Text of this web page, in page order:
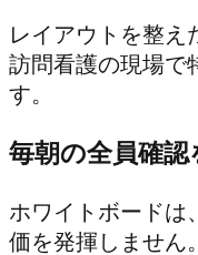
レイアウトを整え
訪問看護の現場で
す。
毎朝の全員確
ホワイトボードは
価を発揮しません